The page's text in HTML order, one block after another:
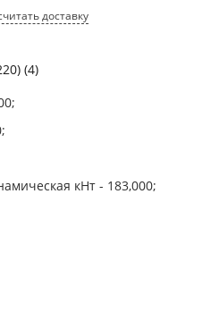
доставку
(4)
кНт - 183,000;